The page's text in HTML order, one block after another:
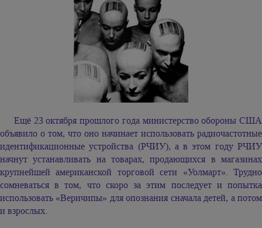
Ещё 23 октября прошлого года министерство обороны США
объявило о том, что оно начинает использовать радиочастотные
идентификационные устройства (РЧИУ), а в этом году РЧИУ
начнут устанавливать на товарах, продающихся в магазинах
крупнейшей американской торговой сети «Уолмарт». Трудно
сомневаться в том, что скоро за этим последует и попытка
использовать «Веричипы» для опознания сначала детей, а потом
и взрослых.